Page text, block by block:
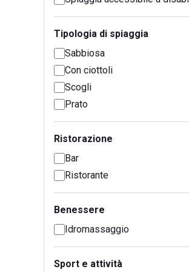
Tipologia di spiaggia
Sabbiosa
Con ciottoli
Scogli
Prato
Ristorazione
Bar
Ristorante
Benessere
Idromassaggio
Sport e attività